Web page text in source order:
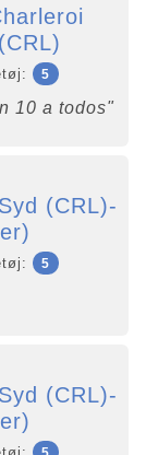
5
10 a todos"
(CRL)-
5
(CRL)-